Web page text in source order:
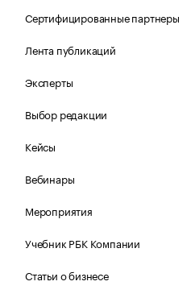
Сертифицированные партнеры
Лента публикаций
Эксперты
Выбор редакции
Кейсы
Вебинары
Мероприятия
Учебник РБК Компании
Статьи о бизнесе